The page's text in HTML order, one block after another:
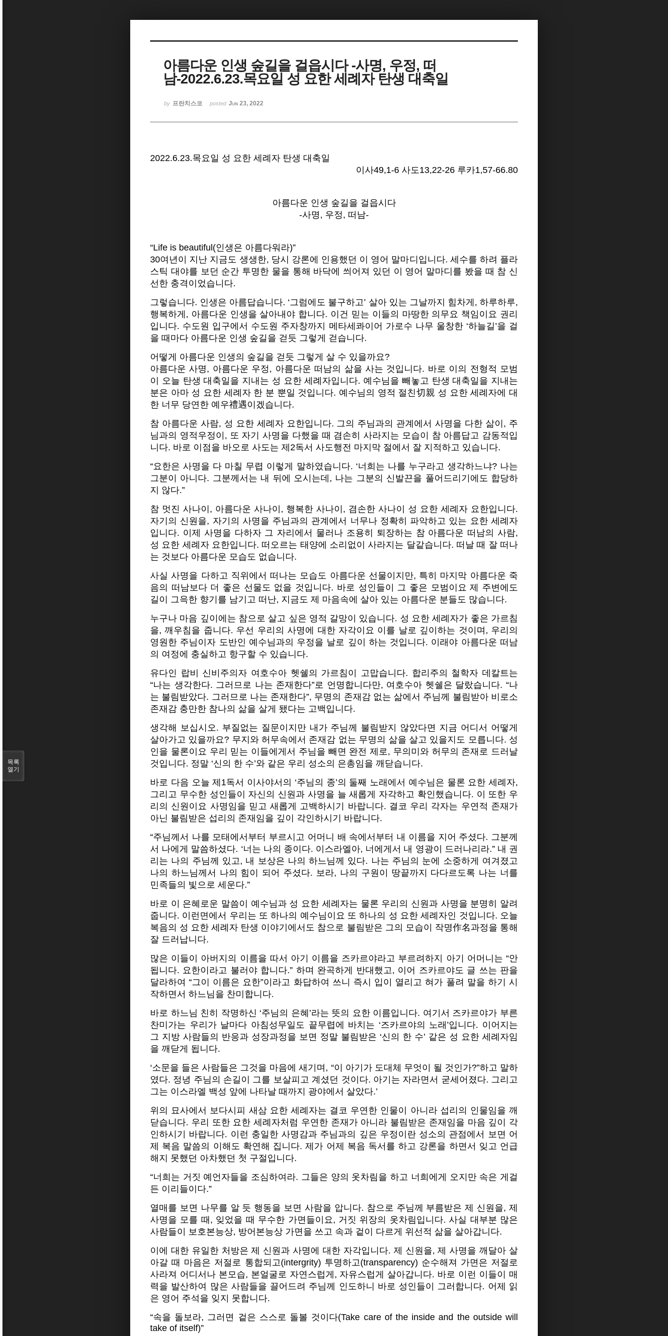
아름다운 인생 숲길을 걸읍시다 -사명, 우정, 떠
남-2022.6.23.목요일 성 요한 세례자 탄생 대축일
by 프란치스코 posted Jun 23, 2022
2022.6.23.목요일 성 요한 세례자 탄생 대축일
이사49,1-6 사도13,22-26 루카1,57-66.80
아름다운 인생 숲길을 걸읍시다
-사명, 우정, 떠남-
“Life is beautiful(인생은 아름다워라)”
30여년이 지난 지금도 생생한, 당시 강론에 인용했던 이 영어 말마디입니다. 세수를 하려 플라
스틱 대야를 보던 순간 투명한 물을 통해 바닥에 씌어져 있던 이 영어 말마디를 봤을 때 참 신
선한 충격이었습니다.
그렇습니다. 인생은 아름답습니다. ‘그럼에도 불구하고’ 살아 있는 그날까지 힘차게, 하루하루,
행복하게, 아름다운 인생을 살아내야 합니다. 이건 믿는 이들의 마땅한 의무요 책임이요 권리
입니다. 수도원 입구에서 수도원 주자창까지 메타세콰이어 가로수 나무 울창한 ‘하늘길’을 걸
을 때마다 아름다운 인생 숲길을 걷듯 그렇게 걷습니다.
어떻게 아름다운 인생의 숲길을 걷듯 그렇게 살 수 있을까요?
아름다운 사명, 아름다운 우정, 아름다운 떠남의 삶을 사는 것입니다. 바로 이의 전형적 모범
이 오늘 탄생 대축일을 지내는 성 요한 세례자입니다. 예수님을 빼놓고 탄생 대축일을 지내는
분은 아마 성 요한 세례자 한 분 뿐일 것입니다. 예수님의 영적 절친切親 성 요한 세례자에 대
한 너무 당연한 예우禮遇이겠습니다.
참 아름다운 사람, 성 요한 세례자 요한입니다. 그의 주님과의 관계에서 사명을 다한 삶이, 주
님과의 영적우정이, 또 자기 사명을 다했을 때 겸손히 사라지는 모습이 참 아름답고 감동적입
니다. 바로 이점을 바오로 사도는 제2독서 사도행전 마지막 절에서 잘 지적하고 있습니다.
“요한은 사명을 다 마칠 무렵 이렇게 말하였습니다. ‘너희는 나를 누구라고 생각하느냐? 나는
그분이 아니다. 그분께서는 내 뒤에 오시는데, 나는 그분의 신발끈을 풀어드리기에도 합당하
지 않다.”
참 멋진 사나이, 아름다운 사나이, 행복한 사나이, 겸손한 사나이 성 요한 세례자 요한입니다.
자기의 신원을, 자기의 사명을 주님과의 관계에서 너무나 정확히 파악하고 있는 요한 세례자
입니다. 이제 사명을 다하자 그 자리에서 물러나 조용히 퇴장하는 참 아름다운 떠남의 사람,
성 요한 세례자 요한입니다. 떠오르는 태양에 소리없이 사라지는 달같습니다. 떠날 때 잘 떠나
는 것보다 아름다운 모습도 없습니다.
사실 사명을 다하고 직위에서 떠나는 모습도 아름다운 선물이지만, 특히 마지막 아름다운 죽
음의 떠남보다 더 좋은 선물도 없을 것입니다. 바로 성인들이 그 좋은 모범이요 제 주변에도
길이 그윽한 향기를 남기고 떠난, 지금도 제 마음속에 살아 있는 아름다운 분들도 많습니다.
누구나 마음 깊이에는 참으로 살고 싶은 영적 갈망이 있습니다. 성 요한 세례자가 좋은 가르침
을, 깨우침을 줍니다. 우선 우리의 사명에 대한 자각이요 이를 날로 깊이하는 것이며, 우리의
영원한 주님이자 도반인 예수님과의 우정을 날로 깊이 하는 것입니다. 이래야 아름다운 떠남
의 여정에 충실하고 항구할 수 있습니다.
유다인 랍비 신비주의자 여호수아 헷쉘의 가르침이 고맙습니다. 합리주의 철학자 데칼트는
“나는 생각한다. 그러므로 나는 존재한다”로 언명합니다만, 여호수아 헷쉘은 달랐습니다. “나
는 불림받았다. 그러므로 나는 존재한다”, 무명의 존재감 없는 삶에서 주님께 불림받아 비로소
존재감 충만한 참나의 삶을 살게 됐다는 고백입니다.
생각해 보십시오. 부질없는 질문이지만 내가 주님께 불림받지 않았다면 지금 어디서 어떻게
살아가고 있을까요? 무지와 허무속에서 존재감 없는 무명의 삶을 살고 있을지도 모릅니다. 성
인을 물론이요 우리 믿는 이들에게서 주님을 빼면 완전 제로, 무의미와 허무의 존재로 드러날
것입니다. 정말 ‘신의 한 수’와 같은 우리 성소의 은총임을 깨닫습니다.
바로 다음 오늘 제1독서 이사야서의 ‘주님의 종’의 둘째 노래에서 예수님은 물론 요한 세례자,
그리고 무수한 성인들이 자신의 신원과 사명을 늘 새롭게 자각하고 확인했습니다. 이 또한 우
리의 신원이요 사명임을 믿고 새롭게 고백하시기 바랍니다. 결코 우리 각자는 우연적 존재가
아닌 불림받은 섭리의 존재임을 깊이 각인하시기 바랍니다.
“주님께서 나를 모태에서부터 부르시고 어머니 배 속에서부터 내 이름을 지어 주셨다. 그분께
서 나에게 말씀하셨다. ‘너는 나의 종이다. 이스라엘아, 너에게서 내 영광이 드러나리라.” 내 권
리는 나의 주님께 있고, 내 보상은 나의 하느님께 있다. 나는 주님의 눈에 소중하게 여겨졌고
나의 하느님께서 나의 힘이 되어 주셨다. 보라, 나의 구원이 땅끝까지 다다르도록 나는 너를
민족들의 빛으로 세운다.”
바로 이 은혜로운 말씀이 예수님과 성 요한 세례자는 물론 우리의 신원과 사명을 분명히 알려
줍니다. 이런면에서 우리는 또 하나의 예수님이요 또 하나의 성 요한 세례자인 것입니다. 오늘
복음의 성 요한 세례자 탄생 이야기에서도 참으로 불림받은 그의 모습이 작명作名과정을 통해
잘 드러납니다.
많은 이들이 아버지의 이름을 따서 아기 이름을 즈카르야라고 부르려하지 아기 어머니는 “안
됩니다. 요한이라고 불러야 합니다.” 하며 완곡하게 반대했고, 이어 즈카르야도 글 쓰는 판을
달라하여 “그이 이름은 요한”이라고 화답하여 쓰니 즉시 입이 열리고 혀가 풀려 말을 하기 시
작하면서 하느님을 찬미합니다.
바로 하느님 친히 작명하신 ‘주님의 은혜’라는 뜻의 요한 이름입니다. 여기서 즈카르야가 부른
찬미가는 우리가 날마다 아침성무일도 끝무렵에 바치는 ‘즈카르야의 노래’입니다. 이어지는
그 지방 사람들의 반응과 성장과정을 보면 정말 불림받은 ‘신의 한 수’ 같은 성 요한 세례자임
을 깨닫게 됩니다.
‘소문을 들은 사람들은 그것을 마음에 새기며, “이 아기가 도대체 무엇이 될 것인가?”하고 말하
였다. 정녕 주님의 손길이 그를 보살피고 계셨던 것이다. 아기는 자라면서 굳세어졌다. 그리고
그는 이스라엘 백성 앞에 나타날 때까지 광야에서 살았다.’
위의 묘사에서 보다시피 새삼 요한 세례자는 결코 우연한 인물이 아니라 섭리의 인물임을 깨
닫습니다. 우리 또한 요한 세례자처럼 우연한 존재가 아니라 불림받은 존재임을 마음 깊이 각
인하시기 바랍니다. 이런 충일한 사명감과 주님과의 깊은 우정이란 성소의 관점에서 보면 어
제 복음 말씀의 이해도 확연해 집니다. 제가 어제 복음 독서를 하고 강론을 하면서 잊고 언급
해지 못했던 아차했던 첫 구절입니다.
“너희는 거짓 예언자들을 조심하여라. 그들은 양의 옷차림을 하고 너희에게 오지만 속은 게걸
든 이리들이다.”
열매를 보면 나무를 알 듯 행동을 보면 사람을 압니다. 참으로 주님께 부름받은 제 신원을, 제
사명을 모를 때, 잊었을 때 무수한 가면들이요, 거짓 위장의 옷차림입니다. 사실 대부분 많은
사람들이 보호본능상, 방어본능상 가면을 쓰고 속과 겉이 다르게 위선적 삶을 살아갑니다.
이에 대한 유일한 처방은 제 신원과 사명에 대한 자각입니다. 제 신원을, 제 사명을 깨달아 살
아갈 때 마음은 저절로 통합되고(intergrity) 투명하고(transparency) 순수해져 가면은 저절로
사라져 어디서나 본모습, 본얼굴로 자연스럽게, 자유스럽게 살아갑니다. 바로 이런 이들이 매
력을 발산하여 많은 사람들을 끌어드려 주님께 인도하니 바로 성인들이 그러합니다. 어제 읽
은 영어 주석을 잊지 못합니다.
“속을 돌보라, 그러면 겉은 스스로 돌볼 것이다(Take care of the inside and the outside will
take of itself)”
목록
열기
Sketchbook5, 스케치북5
Sketchbook5, 스케치북5